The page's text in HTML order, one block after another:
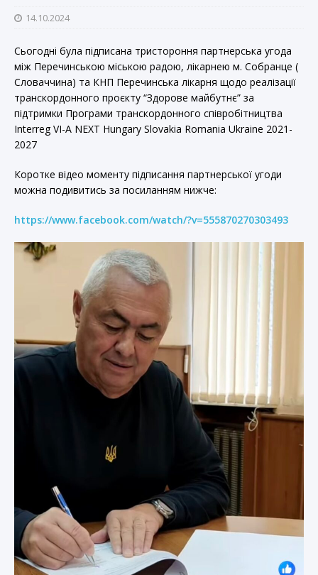
14.10.2024
Сьогодні була підписана тристороння партнерська угода
між Перечинською міською радою, лікарнею м. Собранце (
Словаччина) та КНП Перечинська лікарня щодо реалізації
транскордонного проєкту “Здорове майбутнє” за
підтримки Програми транскордонного співробітництва
Interreg VI-A NEXT Hungary Slovakia Romania Ukraine 2021-
2027
Коротке відео моменту підписання партнерської угоди
можна подивитись за посиланням нижче:
https://www.facebook.com/watch/?v=555870270303493